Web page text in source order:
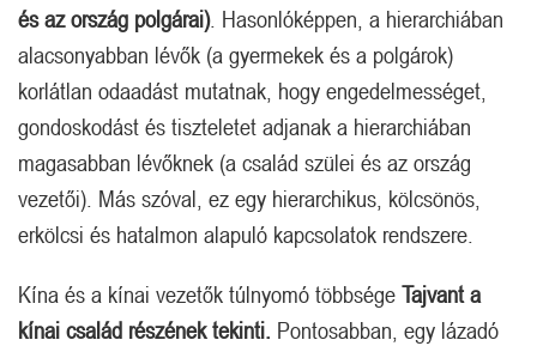
és az ország polgárai). Hasonlóképpen, a hierarchiában
alacsonyabban lévők (a gyermekek és a polgárok)
korlátlan odaadást mutatnak, hogy engedelmességet,
gondoskodást és tiszteletet adjanak a hierarchiában
magasabban lévőknek (a család szülei és az ország
vezetői). Más szóval, ez egy hierarchikus, kölcsönös,
erkölcsi és hatalmon alapuló kapcsolatok rendszere.
Kína és a kínai vezetők túlnyomó többsége Tajvant a
kínai család részének tekinti. Pontosabban, egy lázadó